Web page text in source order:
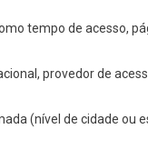
tempo de acesso,
provedor de
(nível de cidade ou